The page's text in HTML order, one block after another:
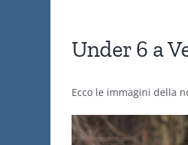
Under 6 a
Ecco le immagini della